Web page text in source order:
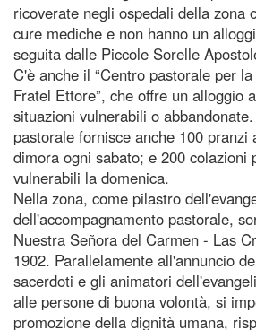
ricoverate negli ospedali della zona
cure mediche e non hanno un
seguita dalle Piccole Sorelle
C'è anche il “Centro pastorale per
Fratel Ettore”, che offre un alloggio
situazioni vulnerabili o
pastorale fornisce anche 100 pranzi
dimora ogni sabato; e 200 colazioni
vulnerabili la domenica.
Nella zona, come pilastro
dell'accompagnamento pastorale,
Nuestra Señora del Carmen - Las
1902. Parallelamente all'annuncio
sacerdoti e gli animatori
alle persone di buona volontà, si
promozione della dignità umana,